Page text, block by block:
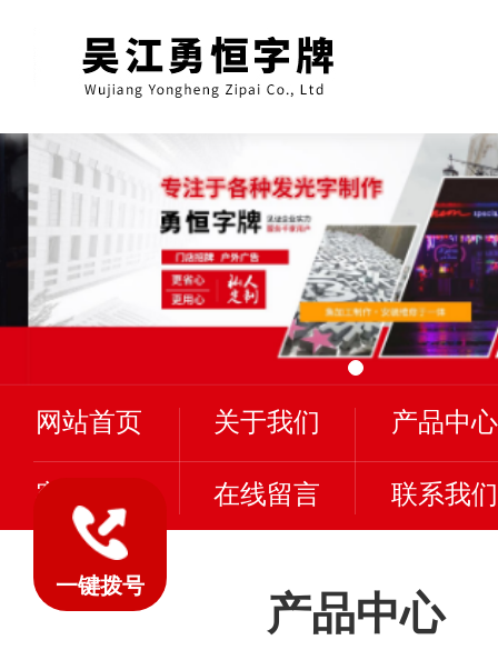
网站首页 关于我们 产品中心
客户案例 在线留言 联系我们
产品中心
一键拨号